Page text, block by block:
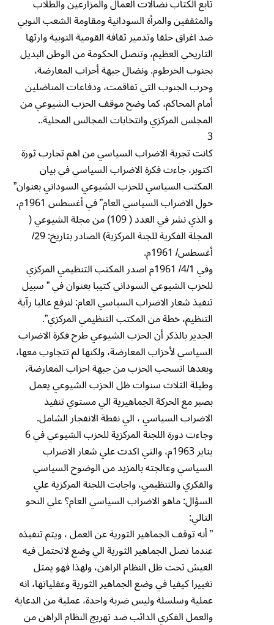
والمثقفين والمرأة السودانية ومقاومة الشعب النوبي
ضد اغراق حلفا وتدمير ثقافة القومية النوبية وارثها
التاريخي العظيم، وتنصل الحكومة من الوطن البديل
بجنوب الخرطوم. ونضال جبهة أحزاب المعارضة،
وحرب الجنوب التي تفاقمت، ودفاعات المناضلين
أمام المحاكم، كما وضح موقف الحزب الشيوعي من
المجلس المركزي وانتخابات المجالس المحلية..
3
كانت تجربة الاضراب السياسي من اهم تجارب ثورة
اكتوبر، جاءت فكرة الاضراب السياسي في بيان
المكتب السياسي للحزب الشيوعي السوداني بعنوان”
حول الاضراب السياسي العام” في أغسطس 1961م،
و الذي نشر في العدد ( 109) من مجلة الشيوعي (
المجلة الفكرية للجنة المركزية) الصادر بتاريخ: 29/
أغسطس/ 1961م.
وفي 4/1/ 1961م اصدر المكتب التنظيمي المركزي
للحزب الشيوعي السوداني كتيبا بعنوان في ” سبيل
تنفيذ شعار الاضراب السياسي العام: لنرفع عاليا رآية
التنظيم، خطة من المكتب التنظيمي المركزي”.
الجدير بالذكر أن الحزب الشيوعي طرح فكرة الاضراب
السياسي لأحزاب المعارضة، ولكنها لم تتجاوب معها،
وبعدها انسحب الحزب من جبهة احزاب المعارضة،
وطيلة الثلاث سنوات ظل الحزب الشيوعي يعمل
بصبر مع الحركة الجماهيرية الي مستوي تنفيذ
الاضراب السياسي ، الي نقطة الانفجار الشامل.
وجاءت دورة اللجنة المركزية للحزب الشيوعي في 6
يناير 1963م، والتي اكدت علي شعار الاضراب
السياسي وعالجته بالمزيد من الوضوح السياسي
والفكري والتنظيمي، واجابت اللجنة المركزية علي
السؤال: ماهو الاضراب السياسي العام؟ علي النحو
التالي:
” أنه توقف الجماهير الثورية عن العمل ، ويتم تنفيذه
عندما تصل الجماهير الثورية الي وضع لاتحتمل فيه
العيش تحت ظل النظام الراهن، ولهذا فهو يمثل
تغييرا كيفيا في وضع الجماهير الثورية وعقلياتها، انه
عملية وسلسلة وليس ضربة واحدة، عملية من الدعاية
والعمل الفكري الدائب ضد تهريج النظام الراهن من